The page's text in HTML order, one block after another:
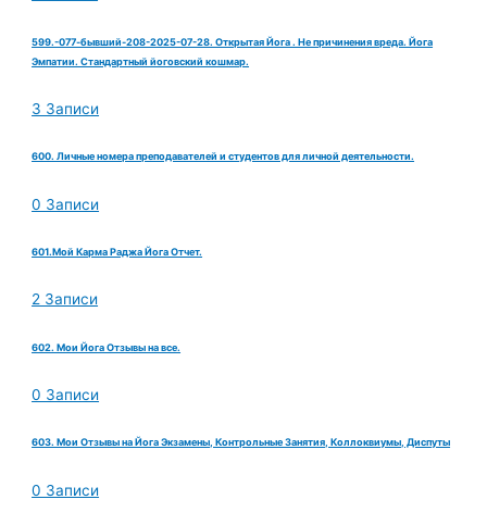
599.-077-бывший-208-2025-07-28. Открытая Йога . Не причинения вреда. Йога
Эмпатии. Стандартный йоговский кошмар.
3 Записи
600. Личные номера преподавателей и студентов для личной деятельности.
0 Записи
601.Мой Карма Раджа Йога Отчет.
2 Записи
602. Мои Йога Отзывы на все.
0 Записи
603. Мои Отзывы на Йога Экзамены, Контрольные Занятия, Коллоквиумы, Диспуты
0 Записи